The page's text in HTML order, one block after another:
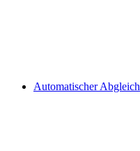
Automatischer Abgleich